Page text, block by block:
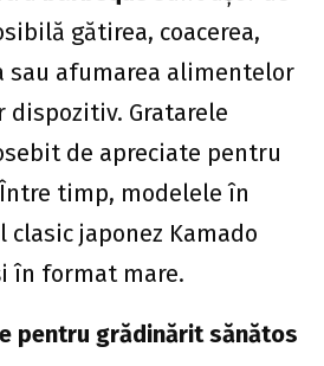
gătirea, coacerea,
sau afumarea alimentelor
Gratarele
de apreciate pentru
timp, modelele în
japonez Kamado
în format mare.
pentru grădinărit sănătos